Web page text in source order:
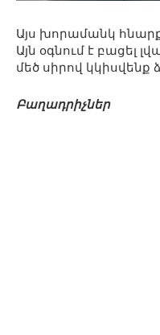
Այս խորամանկ
Այն օգնում է բացել
մեծ սիրով կկիսվենք
Բաղադրիչներ